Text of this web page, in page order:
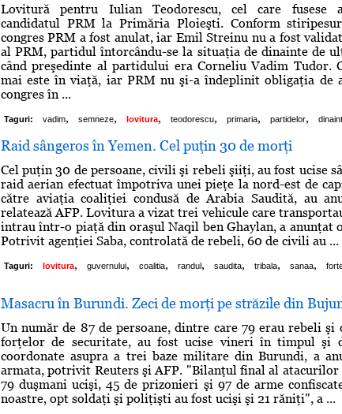
Lovitură pentru Iulian Teodorescu, cel care fusese
candidatul PRM la Primăria Ploieşti. Conform
congres PRM a fost anulat, iar Emil Streinu nu a fost
al PRM, partidul întorcându-se la situaţia de dinainte de
când preşedinte al partidului era Corneliu Vadim Tudor.
mai este în viaţă, iar PRM nu şi-a îndeplinit obligaţia de
congres în ...
Taguri: vadim, semneze, lovitura, teodorescu, primaria, partidelor,
Raid sângeros în Yemen. Cel puţin 30 de morţi
Cel puţin 30 de persoane, civili şi rebeli şiiţi, au fost ucise
raid aerian efectuat împotriva unei pieţe la nord-est de
către aviaţia coaliţiei condusă de Arabia Saudită, au
relatează AFP. Lovitura a vizat trei vehicule care
intrau într-o piaţă din oraşul Naqil ben Ghaylan, a anunţat
Potrivit agenţiei Saba, controlată de rebeli, 60 de civili au ...
Taguri: lovitura, guvernului, coalitia, randul, saudita, tribala, sanaa,
Masacru în Burundi. Zeci de morţi pe străzile din
Un număr de 87 de persoane, dintre care 79 erau rebeli
forţelor de securitate, au fost ucise vineri în timpul şi
coordonate asupra a trei baze militare din Burundi, a
armata, potrivit Reuters şi AFP. "Bilanţul final al atacurilor
79 duşmani ucişi, 45 de prizonieri şi 97 de arme
noastre, opt soldaţi şi poliţişti au fost ucişi şi 21 răniţi", a ...